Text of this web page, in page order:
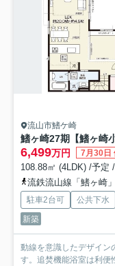
流山市鰭ケ崎
鰭ヶ崎27期【鰭ヶ崎
6,499万円 7月30日
108.88㎡ (4LDK) /予定
流鉄流山線「鰭ヶ崎
駐車2台可
公共下水
新築
動線を意識したデザイン
す。追焚機能浴室は利便